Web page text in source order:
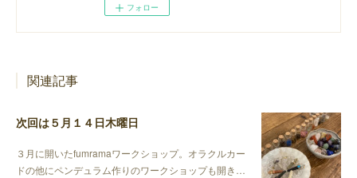
フォロー
関連記事
次回は５月１４日木曜日
３月に開いたfumramaワークショップ。オラクルカー
ドの他にペンデュラム作りのワークショップも開き…